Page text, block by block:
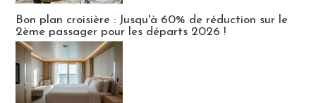
Bon plan croisière : Jusqu'à 60% de réduction sur le
2ème passager pour les départs 2026 !